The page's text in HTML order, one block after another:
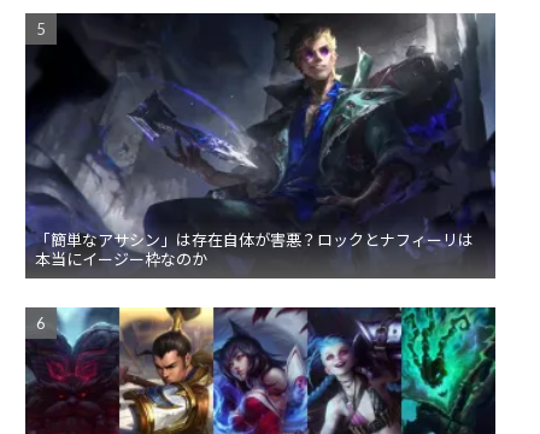
「簡単なアサシン」は存在自体が害悪？ロックとナフィーリは
本当にイージー枠なのか